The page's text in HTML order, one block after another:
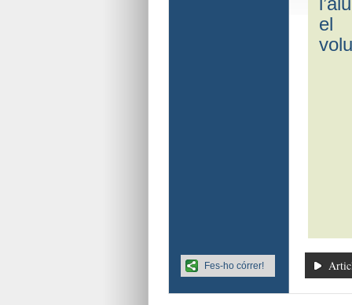
el
Fes-ho córrer!